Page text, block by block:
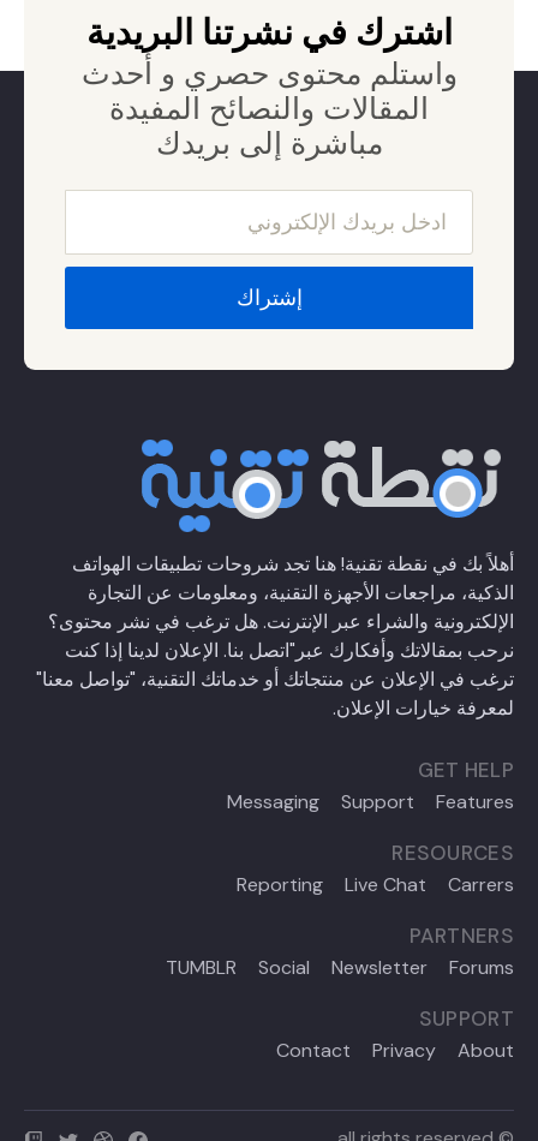
اشترك في نشرتنا البريدية
واستلم محتوى حصري و أحدث
المقالات والنصائح المفيدة
مباشرة إلى بريدك
أهلاً بك في نقطة تقنية! هنا تجد شروحات تطبيقات الهواتف
الذكية، مراجعات الأجهزة التقنية، ومعلومات عن التجارة
الإلكترونية والشراء عبر الإنترنت. هل ترغب في نشر محتوى؟
نرحب بمقالاتك وأفكارك عبر "اتصل بنا. الإعلان لدينا إذا كنت
ترغب في الإعلان عن منتجاتك أو خدماتك التقنية، "تواصل معنا"
لمعرفة خيارات الإعلان.
GET HELP
Features
Support
Messaging
RESOURCES
Carrers
Live Chat
Reporting
PARTNERS
Forums
Newsletter
Social
TUMBLR
SUPPORT
About
Privacy
Contact